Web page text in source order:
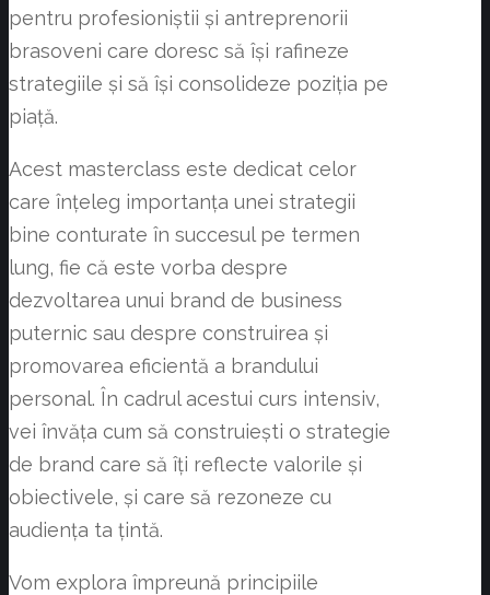
pentru profesioniștii și antreprenorii
brasoveni care doresc să își rafineze
strategiile și să își consolideze poziția pe
piață.
Acest masterclass este dedicat celor
care înțeleg importanța unei strategii
bine conturate în succesul pe termen
lung, fie că este vorba despre
dezvoltarea unui brand de business
puternic sau despre construirea și
promovarea eficientă a brandului
personal. În cadrul acestui curs intensiv,
vei învăța cum să construiești o strategie
de brand care să îți reflecte valorile și
obiectivele, și care să rezoneze cu
audiența ta țintă.
Vom explora împreună principiile